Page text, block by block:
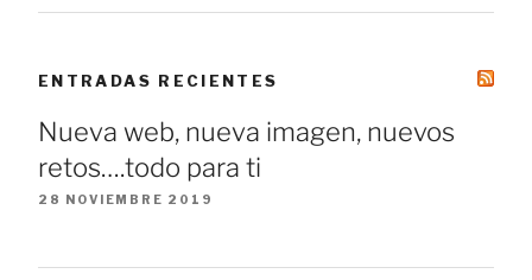
ENTRADAS RECIENTES
Nueva web, nueva imagen, nuevos
retos….todo para ti
28 NOVIEMBRE 2019